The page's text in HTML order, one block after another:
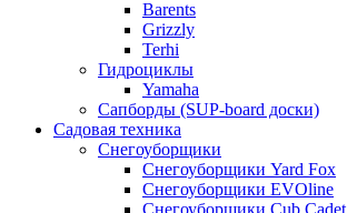
Barents
Grizzly
Terhi
Гидроциклы
Yamaha
Сапборды (SUP-board доски)
Садовая техника
Снегоуборщики
Снегоуборщики Yard Fox
Снегоуборщики EVOline
Снегоуборщики Cub Cadet